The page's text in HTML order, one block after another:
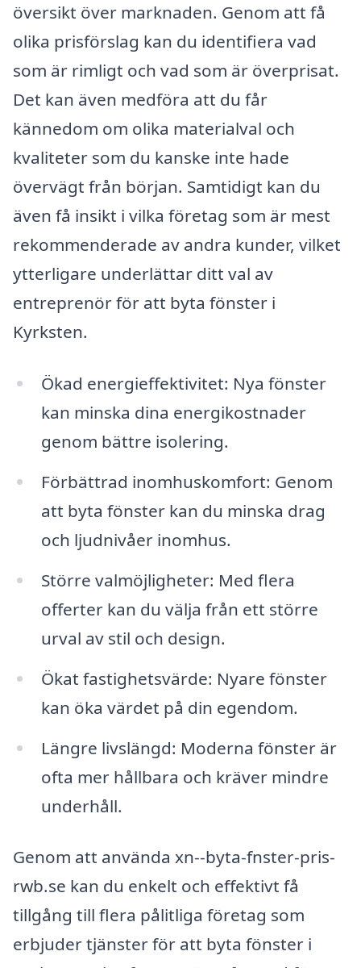
översikt över marknaden. Genom att få
olika prisförslag kan du identifiera vad
som är rimligt och vad som är överprisat.
Det kan även medföra att du får
kännedom om olika materialval och
kvaliteter som du kanske inte hade
övervägt från början. Samtidigt kan du
även få insikt i vilka företag som är mest
rekommenderade av andra kunder, vilket
ytterligare underlättar ditt val av
entreprenör för att byta fönster i
Kyrksten.
Ökad energieffektivitet: Nya fönster
kan minska dina energikostnader
genom bättre isolering.
Förbättrad inomhuskomfort: Genom
att byta fönster kan du minska drag
och ljudnivåer inomhus.
Större valmöjligheter: Med flera
offerter kan du välja från ett större
urval av stil och design.
Ökat fastighetsvärde: Nyare fönster
kan öka värdet på din egendom.
Längre livslängd: Moderna fönster är
ofta mer hållbara och kräver mindre
underhåll.
Genom att använda xn--byta-fnster-pris-
rwb.se kan du enkelt och effektivt få
tillgång till flera pålitliga företag som
erbjuder tjänster för att byta fönster i